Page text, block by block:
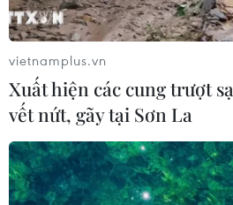
TIN CÙNG CHUYÊN MỤC
Từ ngày 9/8, cảnh báo nắng
diện rộng ở khu vực Bắc Bộ
Bộ
vietnamplus.vn
Xuất hiện các cung trượt
vết nứt, gãy tại Sơn La